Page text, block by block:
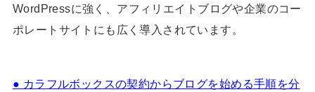
WordPressに強く、アフィリエイトブログや企業のコー
ポレートサイトにも広く導入されています。
● カラフルボックスの契約からブログを始める手順を分